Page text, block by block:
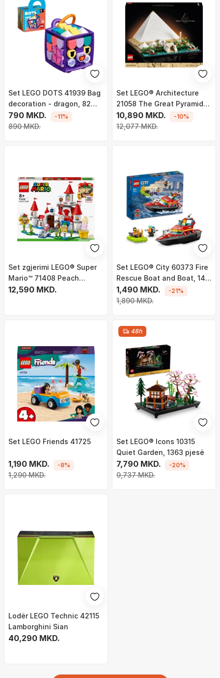
Set LEGO DOTS 41939 Bag
decoration - dragon, 82
pjesë
790 MKD.
890 MKD.
-11%
Set LEGO® Architecture
21058 The Great Pyramid
of Giza
10,890 MKD.
12,077 MKD.
-10%
Set zgjerimi LEGO® Super
Mario™ 71408 Peach
Castle, 1216 pjesë
12,590 MKD.
Set LEGO® City 60373 Fire
Rescue Boat and Boat, 144
pjesë
1,490 MKD.
1,890 MKD.
-21%
Set LEGO Friends 41725
1,190 MKD.
1,290 MKD.
-8%
48h
Set LEGO® Icons 10315
Quiet Garden, 1363 pjesë
7,790 MKD.
9,737 MKD.
-20%
Lodër LEGO Technic 42115
Lamborghini Sian
40,290 MKD.